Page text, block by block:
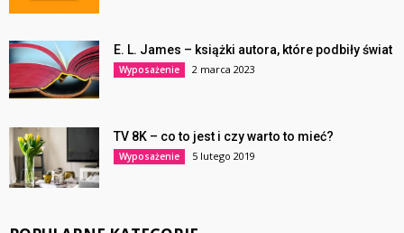
E. L. James – książki autora, które podbiły świat
Wyposażenie 2 marca 2023
TV 8K – co to jest i czy warto to mieć?
Wyposażenie 5 lutego 2019